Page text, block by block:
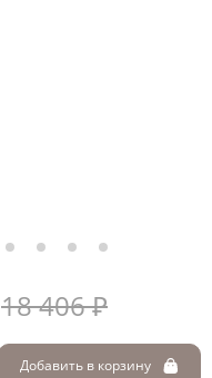
18 406 ₽
Добавить в корзину